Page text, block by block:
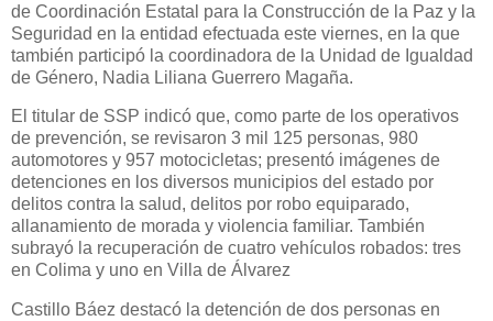
de Coordinación Estatal para la Construcción de la Paz y la
Seguridad en la entidad efectuada este viernes, en la que
también participó la coordinadora de la Unidad de Igualdad
de Género, Nadia Liliana Guerrero Magaña.
El titular de SSP indicó que, como parte de los operativos
de prevención, se revisaron 3 mil 125 personas, 980
automotores y 957 motocicletas; presentó imágenes de
detenciones en los diversos municipios del estado por
delitos contra la salud, delitos por robo equiparado,
allanamiento de morada y violencia familiar. También
subrayó la recuperación de cuatro vehículos robados: tres
en Colima y uno en Villa de Álvarez
Castillo Báez destacó la detención de dos personas en